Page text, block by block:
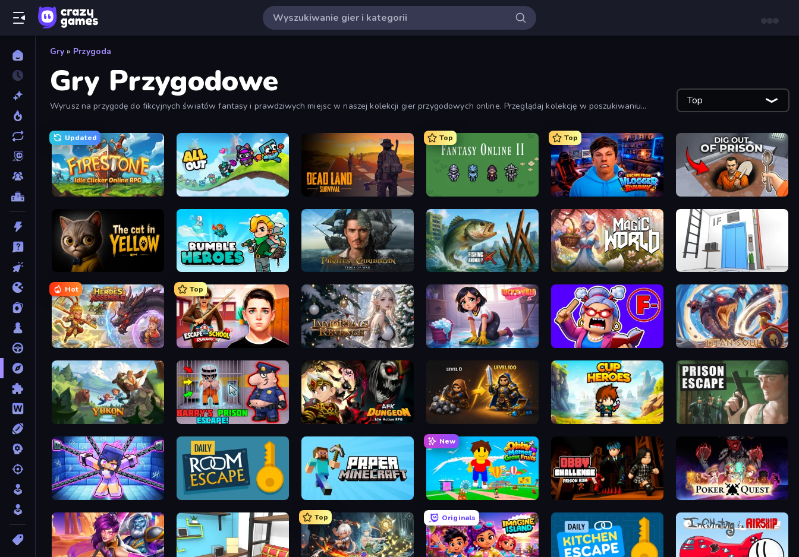
Gry » Przygoda
Gry Przygodowe
Wyrusz na przygodę do fikcyjnych światów fantasy i prawdziwych miejsc w naszej kolekcji gier przygodowych online. Przeglądaj kolekcję w poszukiwaniu
Top
Updated
Firestone – Idle Clicker Online RPG All Out Dead Land: Survival
Top Top
Escape from Vlogger: Runaway Dig out of Prison
The Cat in Yellow Rumble Heroes Pirates of the Caribbean: ToW Fishing Anomaly Magic World Elevator Room Escape
Hot
Heroes Assemble
Top
Escape from School: Runaway Immortals Revenge Lucy’s Ville Titan Soul: Action RPG
Yukon: Family Adventure Barry's Prison Escape! AFK Dungeon: Idle Action RPG Gothic Story RPG Cup Heroes Prison Escape
Mini Mine Daily Room Escape Paper Minecraft
New
Obby Memes Grow Fruits Obby Challenge: Prison Run Poker Quest
Top Originals